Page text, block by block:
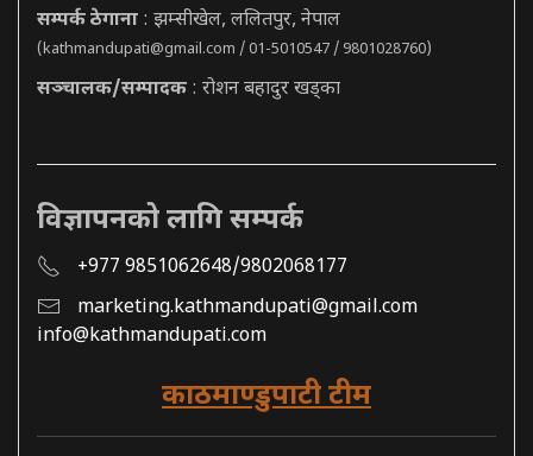
सम्पर्क ठेगाना : झम्सीखेल, ललितपुर, नेपाल
(kathmandupati@gmail.com / 01-5010547 / 9801028760)
सञ्चालक/सम्पादक : रोशन बहादुर खड्का
विज्ञापनको लागि सम्पर्क
+977 9851062648/9802068177
marketing.kathmandupati@gmail.com
info@kathmandupati.com
काठमाण्डुपाटी टीम